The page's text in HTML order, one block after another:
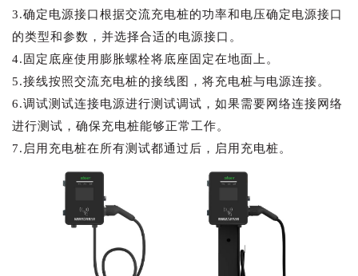
3.确定电源接口根据交流充电桩的功率和电压确定电源接口
的类型和参数，并选择合适的电源接口。
4.固定底座使用膨胀螺栓将底座固定在地面上。
5.接线按照交流充电桩的接线图，将充电桩与电源连接。
6.调试测试连接电源进行测试调试，如果需要网络连接网络
进行测试，确保充电桩能够正常工作。
7. 启用充电桩在所有测试都通过后，启用充电桩。